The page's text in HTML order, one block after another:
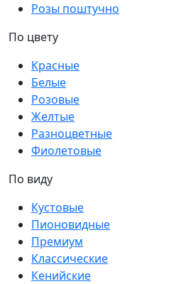
Розы поштучно
По цвету
Красные
Белые
Розовые
Желтые
Разноцветные
Фиолетовые
По виду
Кустовые
Пионовидные
Премиум
Классические
Кенийские